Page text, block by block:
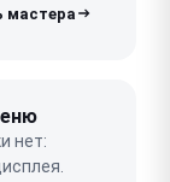
нет: